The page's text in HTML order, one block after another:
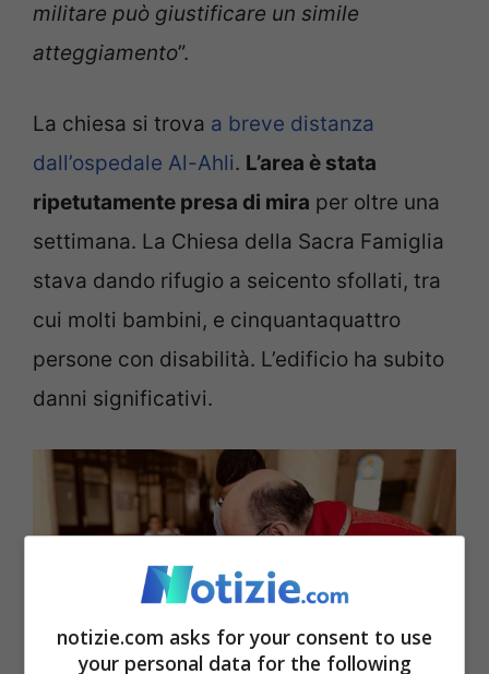
militare può giustificare un simile
atteggiamento”.
La chiesa si trova a breve distanza
dall’ospedale Al-Ahli. L’area è stata
ripetutamente presa di mira per oltre una
settimana. La Chiesa della Sacra Famiglia
stava dando rifugio a seicento sfollati, tra
cui molti bambini, e cinquantaquattro
persone con disabilità. L’edificio ha subito
danni significativi.
notizie.com asks for your consent to use
your personal data for the following